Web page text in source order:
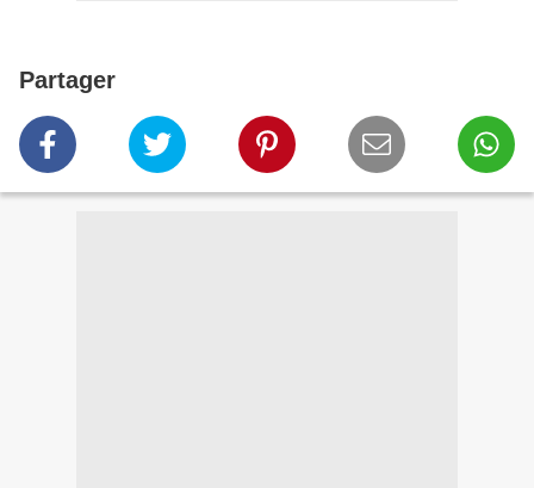
Partager